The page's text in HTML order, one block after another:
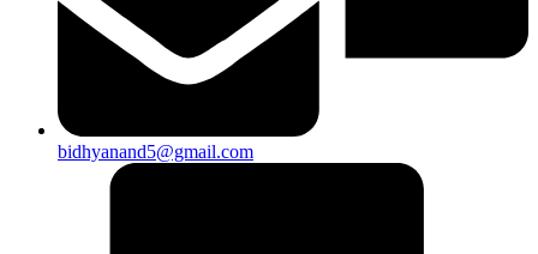
bidhyanand5@gmail.com